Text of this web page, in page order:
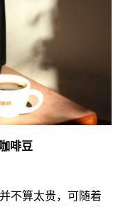
啡豆
不算太贵，可随着